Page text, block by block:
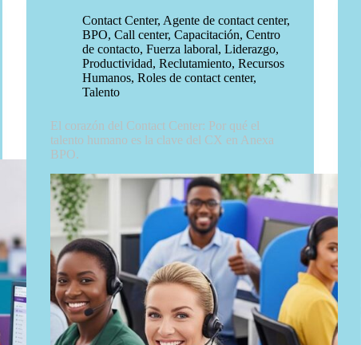
Contact Center, Agente de contact center,
BPO, Call center, Capacitación, Centro
de contacto, Fuerza laboral, Liderazgo,
Productividad, Reclutamiento, Recursos
Humanos, Roles de contact center,
Talento
El corazón del Contact Center: Por qué el
talento humano es la clave del CX en Anexa
BPO.